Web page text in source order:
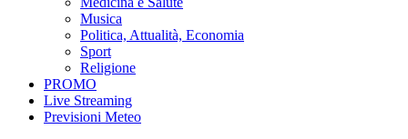
Musica
Politica, Attualità, Economia
Sport
Religione
PROMO
Live Streaming
Previsioni Meteo